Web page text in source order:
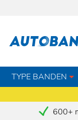
TYPE BANDEN
600+